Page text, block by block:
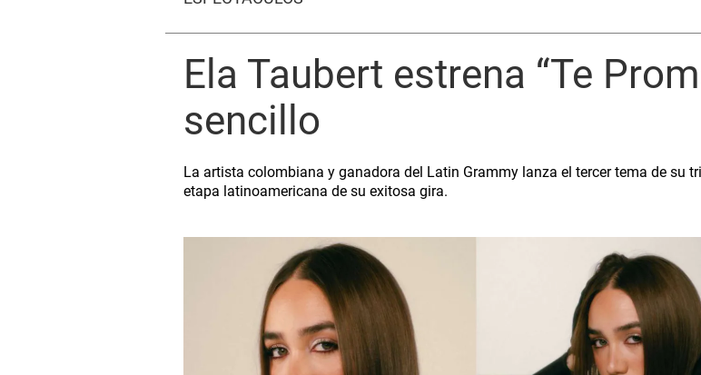
Ela Taubert estrena “Te
sencillo
La artista colombiana y ganadora del Latin Grammy lanza el tercer tema de su
etapa latinoamericana de su exitosa gira.